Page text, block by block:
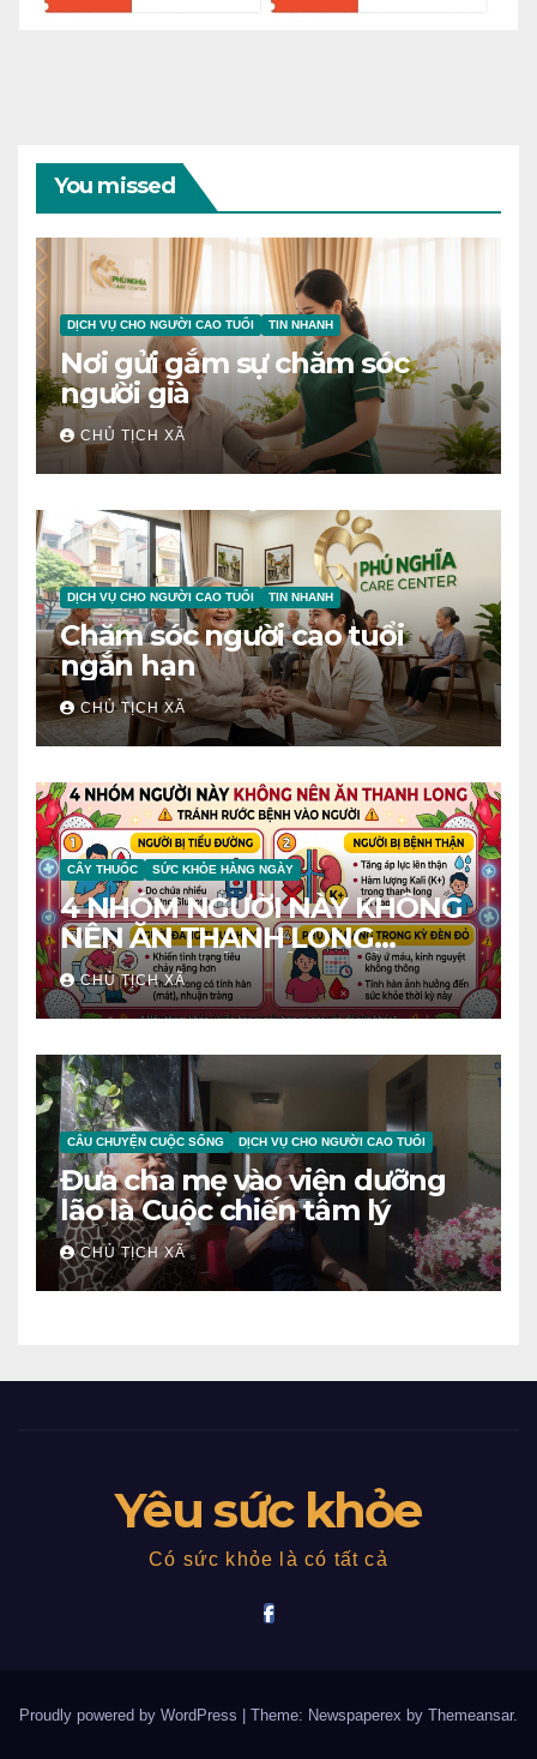
You missed
DỊCH VỤ CHO NGƯỜI CAO TUỔI TIN NHANH
Nơi gửi gắm sự chăm sóc
người già
CHỦ TỊCH XÃ
DỊCH VỤ CHO NGƯỜI CAO TUỔI TIN NHANH
Chăm sóc người cao tuổi
ngắn hạn
CHỦ TỊCH XÃ
CÂY THUỐC SỨC KHỎE HÀNG NGÀY
4 NHÓM NGƯỜI NÀY KHÔNG
NÊN ĂN THANH LONG
TRÁNH RƯỚC BỆNH VÀO
NGƯỜI
CHỦ TỊCH XÃ
CÂU CHUYỆN CUỘC SỐNG DỊCH VỤ CHO NGƯỜI CAO TUỔI
Đưa cha mẹ vào viện dưỡng
lão là Cuộc chiến tâm lý
CHỦ TỊCH XÃ
Yêu sức khỏe
Có sức khỏe là có tất cả
Proudly powered by WordPress Theme: Newspaperex by Themeansar.